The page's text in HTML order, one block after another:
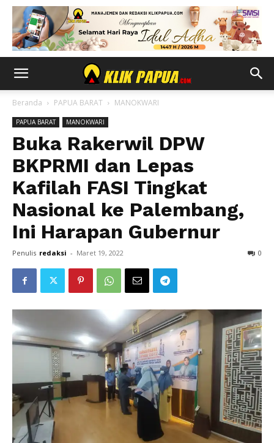
Beranda PAPUA BARAT MANOKWARI
PAPUA BARAT MANOKWARI
Buka Rakerwil DPW
BKPRMI dan Lepas
Kafilah FASI Tingkat
Nasional ke Palembang,
Ini Harapan Gubernur
Penulis redaksi - Maret 19, 2022 0